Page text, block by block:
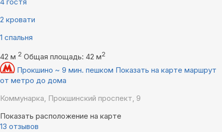
4 гостя
2 кровати
1 спальня
42 м 2 Общая площадь: 42 м2
Прокшино ~ 9 мин. пешком Показать на карте маршрут
от метро до дома
Коммунарка, Прокшинский проспект, 9
Показать расположение на карте
13 отзывов